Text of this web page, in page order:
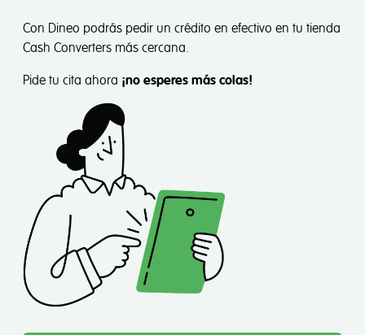
Con Dineo podrás pedir un crédito en efectivo en tu tienda
Cash Converters más cercana.
Pide tu cita ahora ¡no esperes más colas!